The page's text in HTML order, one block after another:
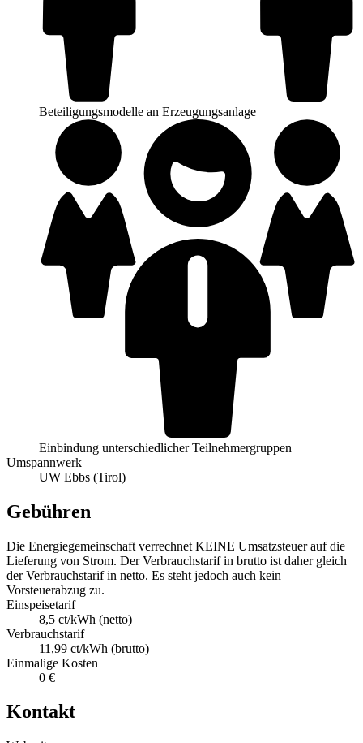
Beteiligungsmodelle an Erzeugungsanlage
Einbindung unterschiedlicher Teilnehmergruppen
Umspannwerk
UW Ebbs (Tirol)
Gebühren
Die Energiegemeinschaft verrechnet KEINE Umsatzsteuer auf die
Lieferung von Strom. Der Verbrauchstarif in brutto ist daher gleich
der Verbrauchstarif in netto. Es steht jedoch auch kein
Vorsteuerabzug zu.
Einspeisetarif
8,5 ct/kWh (netto)
Verbrauchstarif
11,99 ct/kWh (brutto)
Einmalige Kosten
0 €
Kontakt